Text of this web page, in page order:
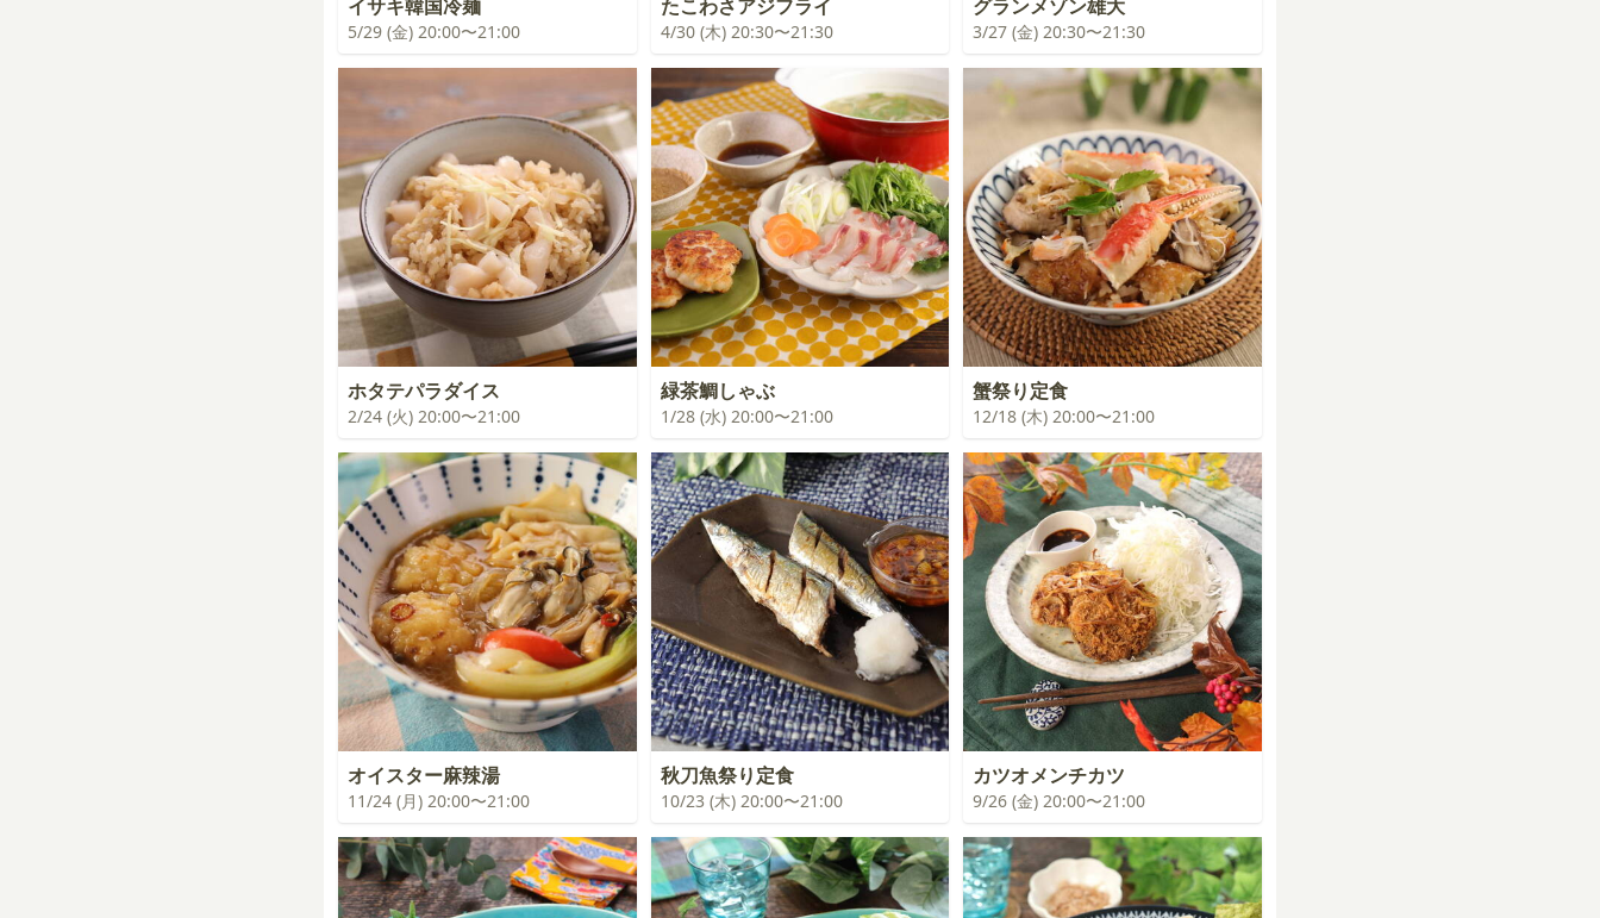
イサキ韓国冷麺
5/29 (金) 20:00〜21:00
たこわさアジフライ
4/30 (木) 20:30〜21:30
グランメゾン雄大
3/27 (金) 20:30〜21:30
ホタテパラダイス
2/24 (火) 20:00〜21:00
緑茶鯛しゃぶ
1/28 (水) 20:00〜21:00
蟹祭り定食
12/18 (木) 20:00〜21:00
オイスター麻辣湯
11/24 (月) 20:00〜21:00
秋刀魚祭り定食
10/23 (木) 20:00〜21:00
カツオメンチカツ
9/26 (金) 20:00〜21:00